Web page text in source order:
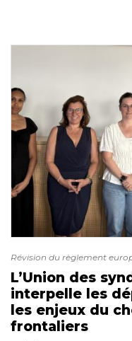
Révision du règlement
L’Union des
interpelle les
les enjeux du
frontaliers